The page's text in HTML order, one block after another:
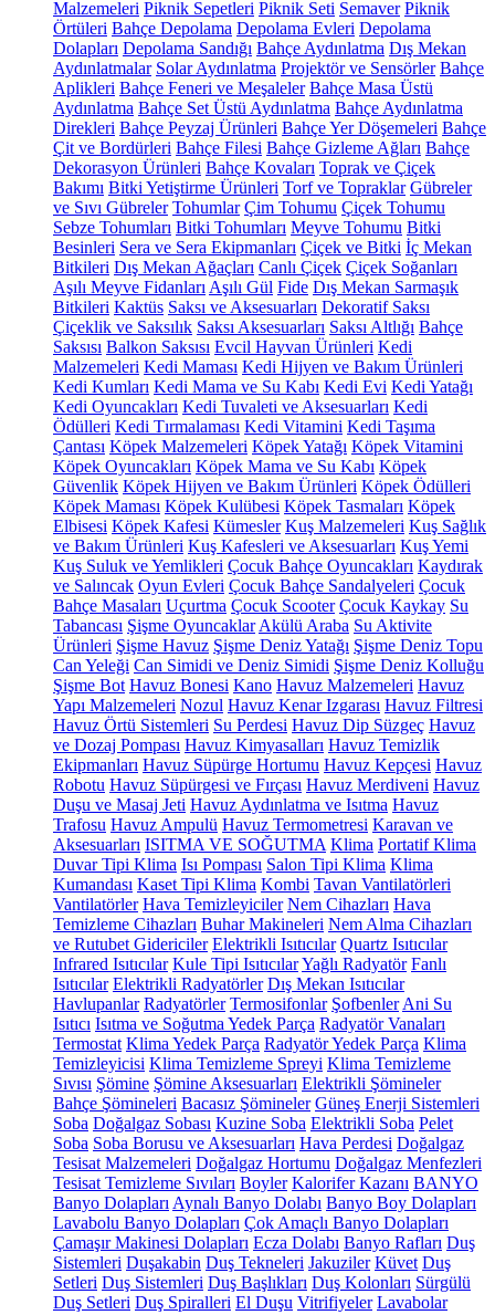
Malzemeleri Piknik Sepetleri Piknik Seti Semaver Piknik
Örtüleri Bahçe Depolama Depolama Evleri Depolama
Dolapları Depolama Sandığı Bahçe Aydınlatma Dış Mekan
Aydınlatmalar Solar Aydınlatma Projektör ve Sensörler Bahçe
Aplikleri Bahçe Feneri ve Meşaleler Bahçe Masa Üstü
Aydınlatma Bahçe Set Üstü Aydınlatma Bahçe Aydınlatma
Direkleri Bahçe Peyzaj Ürünleri Bahçe Yer Döşemeleri Bahçe
Çit ve Bordürleri Bahçe Filesi Bahçe Gizleme Ağları Bahçe
Dekorasyon Ürünleri Bahçe Kovaları Toprak ve Çiçek
Bakımı Bitki Yetiştirme Ürünleri Torf ve Topraklar Gübreler
ve Sıvı Gübreler Tohumlar Çim Tohumu Çiçek Tohumu
Sebze Tohumları Bitki Tohumları Meyve Tohumu Bitki
Besinleri Sera ve Sera Ekipmanları Çiçek ve Bitki İç Mekan
Bitkileri Dış Mekan Ağaçları Canlı Çiçek Çiçek Soğanları
Aşılı Meyve Fidanları Aşılı Gül Fide Dış Mekan Sarmaşık
Bitkileri Kaktüs Saksı ve Aksesuarları Dekoratif Saksı
Çiçeklik ve Saksılık Saksı Aksesuarları Saksı Altlığı Bahçe
Saksısı Balkon Saksısı Evcil Hayvan Ürünleri Kedi
Malzemeleri Kedi Maması Kedi Hijyen ve Bakım Ürünleri
Kedi Kumları Kedi Mama ve Su Kabı Kedi Evi Kedi Yatağı
Kedi Oyuncakları Kedi Tuvaleti ve Aksesuarları Kedi
Ödülleri Kedi Tırmalaması Kedi Vitamini Kedi Taşıma
Çantası Köpek Malzemeleri Köpek Yatağı Köpek Vitamini
Köpek Oyuncakları Köpek Mama ve Su Kabı Köpek
Güvenlik Köpek Hijyen ve Bakım Ürünleri Köpek Ödülleri
Köpek Maması Köpek Kulübesi Köpek Tasmaları Köpek
Elbisesi Köpek Kafesi Kümesler Kuş Malzemeleri Kuş Sağlık
ve Bakım Ürünleri Kuş Kafesleri ve Aksesuarları Kuş Yemi
Kuş Suluk ve Yemlikleri Çocuk Bahçe Oyuncakları Kaydırak
ve Salıncak Oyun Evleri Çocuk Bahçe Sandalyeleri Çocuk
Bahçe Masaları Uçurtma Çocuk Scooter Çocuk Kaykay Su
Tabancası Şişme Oyuncaklar Akülü Araba Su Aktivite
Ürünleri Şişme Havuz Şişme Deniz Yatağı Şişme Deniz Topu
Can Yeleği Can Simidi ve Deniz Simidi Şişme Deniz Kolluğu
Şişme Bot Havuz Bonesi Kano Havuz Malzemeleri Havuz
Yapı Malzemeleri Nozul Havuz Kenar Izgarası Havuz Filtresi
Havuz Örtü Sistemleri Su Perdesi Havuz Dip Süzgeç Havuz
ve Dozaj Pompası Havuz Kimyasalları Havuz Temizlik
Ekipmanları Havuz Süpürge Hortumu Havuz Kepçesi Havuz
Robotu Havuz Süpürgesi ve Fırçası Havuz Merdiveni Havuz
Duşu ve Masaj Jeti Havuz Aydınlatma ve Isıtma Havuz
Trafosu Havuz Ampulü Havuz Termometresi Karavan ve
Aksesuarları ISITMA VE SOĞUTMA Klima Portatif Klima
Duvar Tipi Klima Isı Pompası Salon Tipi Klima Klima
Kumandası Kaset Tipi Klima Kombi Tavan Vantilatörleri
Vantilatörler Hava Temizleyiciler Nem Cihazları Hava
Temizleme Cihazları Buhar Makineleri Nem Alma Cihazları
ve Rutubet Gidericiler Elektrikli Isıtıcılar Quartz Isıtıcılar
Infrared Isıtıcılar Kule Tipi IsıtıcılarYağlı Radyatör Fanlı
Isıtıcılar Elektrikli Radyatörler Dış Mekan Isıtıcılar
Havlupanlar Radyatörler Termosifonlar Şofbenler Ani Su
Isıtıcı Isıtma ve Soğutma Yedek Parça Radyatör Vanaları
Termostat Klima Yedek Parça Radyatör Yedek Parça Klima
Temizleyicisi Klima Temizleme Spreyi Klima Temizleme
Sıvısı Şömine Şömine Aksesuarları Elektrikli Şömineler
Bahçe Şömineleri Bacasız Şömineler Güneş Enerji Sistemleri
Soba Doğalgaz Sobası Kuzine Soba Elektrikli Soba Pelet
Soba Soba Borusu ve Aksesuarları Hava Perdesi Doğalgaz
Tesisat Malzemeleri Doğalgaz Hortumu Doğalgaz Menfezleri
Tesisat Temizleme Sıvıları Boyler Kalorifer Kazanı BANYO
Banyo Dolapları Aynalı Banyo Dolabı Banyo Boy Dolapları
Lavabolu Banyo Dolapları Çok Amaçlı Banyo Dolapları
Çamaşır Makinesi Dolapları Ecza Dolabı Banyo Rafları Duş
Sistemleri Duşakabin Duş Tekneleri Jakuziler Küvet Duş
Setleri Duş Sistemleri Duş Başlıkları Duş Kolonları Sürgülü
Duş Setleri Duş Spiralleri El Duşu Vitrifiyeler Lavabolar